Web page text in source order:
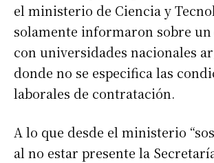
el ministerio de Ciencia y
solamente informaron sobre
con universidades nacionales
donde no se especifica las
laborales de contratación.
A lo que desde el ministerio
al no estar presente la